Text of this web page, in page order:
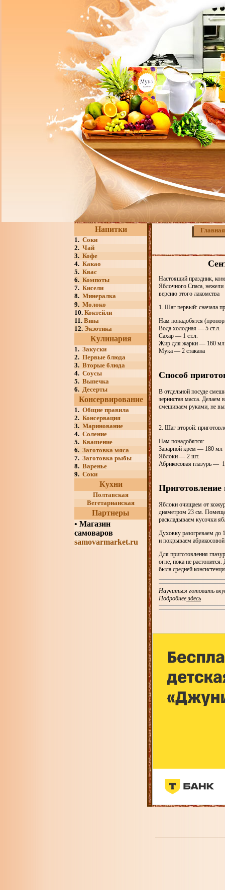
Напитки
1. Соки
2. Чай
3. Кофе
4. Какао
5. Квас
6. Компоты
7. Кисели
8. Минералка
9. Молоко
10. Коктейли
11. Вина
12. Экзотика
Кулинария
1. Закуски
2. Первые блюда
3. Вторые блюда
4. Соусы
5. Выпечка
6. Десерты
Консервирование
1. Общие правила
2. Консервация
3. Маринование
4. Соление
5. Квашение
6. Заготовка мяса
7. Заготовка рыбы
8. Варенье
9. Соки
Кухни
Полтавская
Вегетарианская
Партнеры
• Магазин
самоваров
samovarmarket.ru
Главная
Настоящий праздник,
Яблочного Спаса,
версию этого лакомства
1. Шаг первый: сначала
Нам понадобятся
Вода холодная — 5 ст.л.
Сахар — 1 ст.л.
Жир для жарки — 160 мл
Мука — 2 стакана
Способ
В отдельной посуде
зернистая масса. Делаем
смешиваем руками, не
2. Шаг второй:
Нам понадобятся:
Заварной крем — 180 мл
Яблоки — 2 шт.
Абрикосовая глазурь —
Приготовление
Яблоки очищаем от
диаметром 23 см.
раскладываем кусочки
Духовку разогреваем до
и покрываем
Для приготовления
огне, пока не
была средней
Научиться готовить
Подробнее здесь